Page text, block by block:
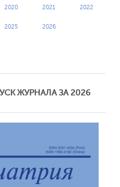
2020 2021 2022
2025 2026
ЖУРНАЛА ЗА 2026